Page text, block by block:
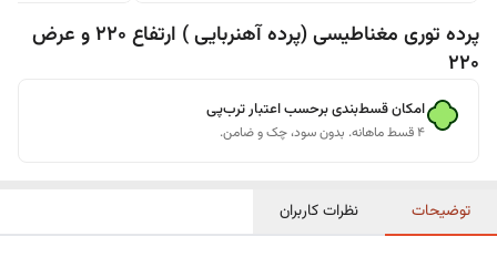
پرده توری مغناطیسی (پرده آهنربایی ) ارتفاع 220 و عرض
220
امکان قسط‌بندی برحسب اعتبار ترب‌پی
۴ قسط ماهانه. بدون سود، چک و ضامن.
توضیحات نظرات کاربران